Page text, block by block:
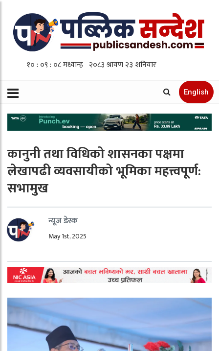
English
कानुनी तथा विधिको शासनका पक्षमा
लेखापढी व्यवसायीको भूमिका महत्त्वपूर्ण:
सभामुख
न्यूज डेस्क
May 1st, 2025